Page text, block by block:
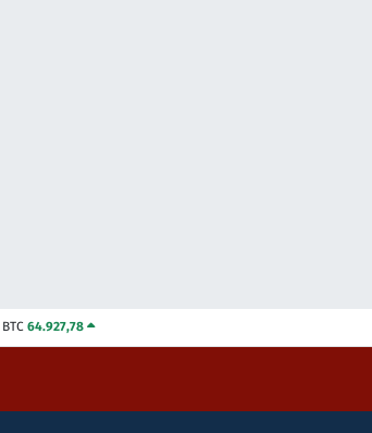
BTC 64.927,78